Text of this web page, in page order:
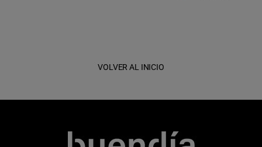
VOLVER AL INICIO